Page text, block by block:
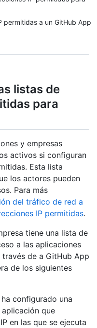
permitidas a un GitHub App
listas de
para
y empresas
activos si configuran
Esta lista
los actores pueden
Para más
del tráfico de red a
IP permitidas.
tiene una lista de
a las aplicaciones
de a GitHub App
de los siguientes
configurado una
que
en las que se ejecuta